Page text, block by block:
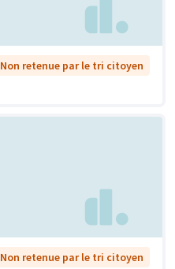
Non retenue par le tri citoyen
Non retenue par le tri citoyen